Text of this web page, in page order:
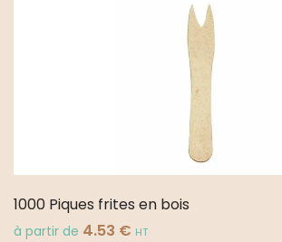
1000 Piques frites en bois
à partir de 4.53 € HT